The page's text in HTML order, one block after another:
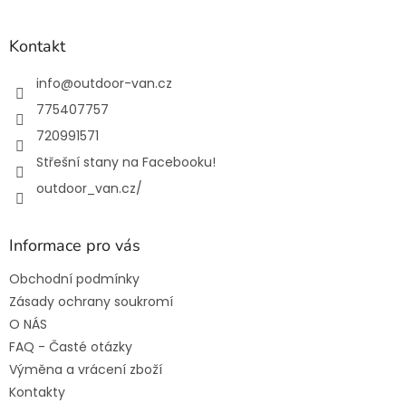
Kontakt
info@outdoor-van.cz
775407757
720991571
Střešní stany na Facebooku!
outdoor_van.cz/
Informace pro vás
Obchodní podmínky
Zásady ochrany soukromí
O NÁS
FAQ - Časté otázky
Výměna a vrácení zboží
Kontakty